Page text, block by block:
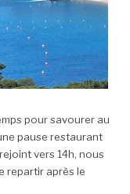
pour savourer au
pause restaurant
vers 14h, nous
repartir après le